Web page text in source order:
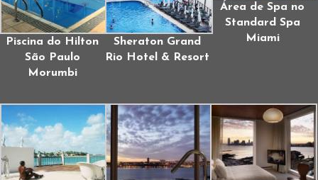
Piscina do Hilton
São Paulo
Morumbi
Sheraton Grand
Rio Hotel & Resort
Área de Spa no
Standard Spa
Miami